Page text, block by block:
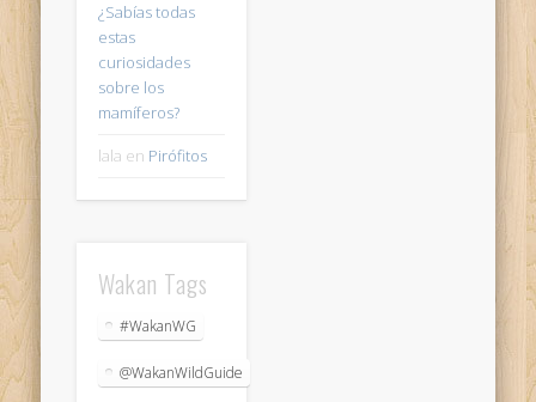
¿Sabías todas
estas
curiosidades
sobre los
mamíferos?
lala en Pirófitos
Wakan Tags
#WakanWG
@WakanWildGuide